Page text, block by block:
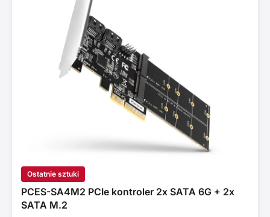
Ostatnie sztuki
PCES-SA4M2 PCIe kontroler 2x SATA 6G + 2x
SATA M.2